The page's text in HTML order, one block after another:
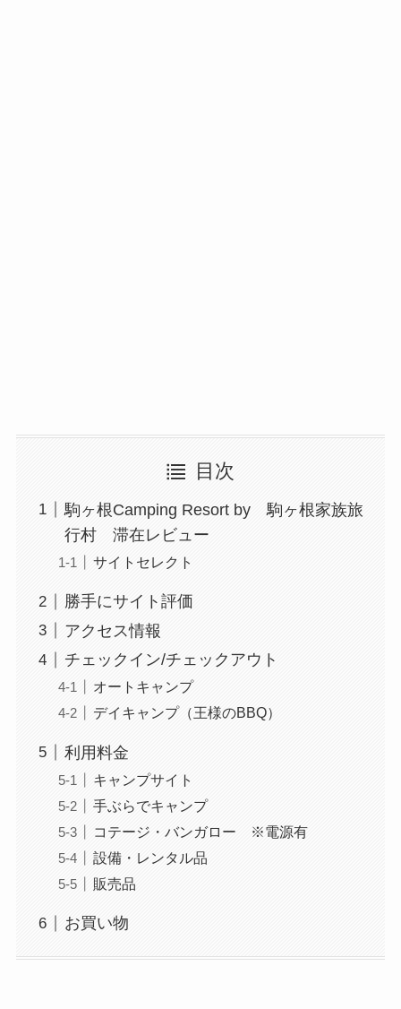
目次
駒ヶ根Camping Resort by 駒ヶ根家族旅
行村 滞在レビュー
サイトセレクト
勝手にサイト評価
アクセス情報
チェックイン/チェックアウト
オートキャンプ
デイキャンプ（王様のBBQ）
利用料金
キャンプサイト
手ぶらでキャンプ
コテージ・バンガロー ※電源有
設備・レンタル品
販売品
お買い物